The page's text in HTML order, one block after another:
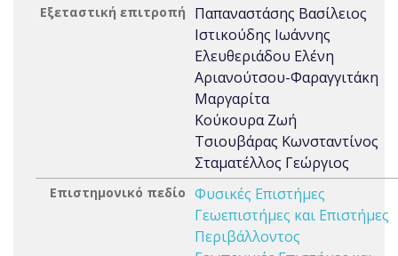
Εξεταστική επιτροπή
Παπαναστάσης Βασίλειος
Ιστικούδης Ιωάννης
Ελευθεριάδου Ελένη
Αριανούτσου-Φαραγγιτάκη
Μαργαρίτα
Κούκουρα Ζωή
Τσιουβάρας Κωνσταντίνος
Σταματέλλος Γεώργιος
Επιστημονικό πεδίο Φυσικές Επιστήμες
Γεωεπιστήμες και Επιστήμες
Περιβάλλοντος